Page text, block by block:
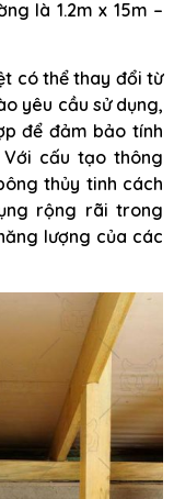
là 1.2m x 15m –
có thể thay đổi từ
yêu cầu sử dụng,
để đảm bảo tính
cấu tạo thông
thủy tinh cách
rộng rãi trong
lượng của các